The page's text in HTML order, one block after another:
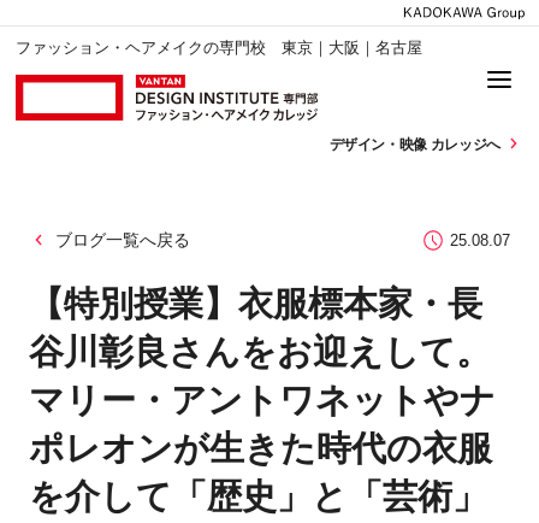
ファッション・ヘアメイクの専門校 東京｜大阪｜名古屋
デザイン・ 映像 カレッジへ
ブログ一覧へ戻る 25.08.07
【特別授業】衣服標本家・長
谷川彰良さんをお迎えして。
マリー・アントワネットやナ
ポレオンが生きた時代の衣服
を介して「歴史」と「芸術」